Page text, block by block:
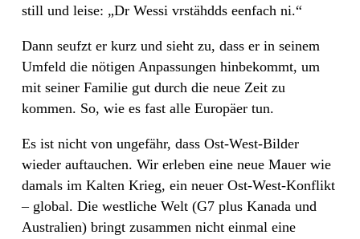
still und leise: „Dr Wessi vrstähdds eenfach ni.“
Dann seufzt er kurz und sieht zu, dass er in seinem
Umfeld die nötigen Anpassungen hinbekommt, um
mit seiner Familie gut durch die neue Zeit zu
kommen. So, wie es fast alle Europäer tun.
Es ist nicht von ungefähr, dass Ost-West-Bilder
wieder auftauchen. Wir erleben eine neue Mauer wie
damals im Kalten Krieg, ein neuer Ost-West-Konflikt
– global. Die westliche Welt (G7 plus Kanada und
Australien) bringt zusammen nicht einmal eine